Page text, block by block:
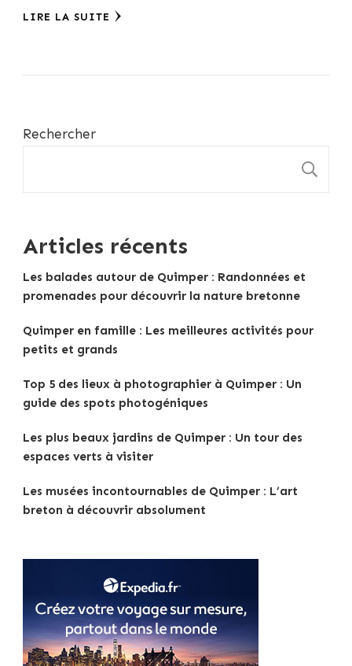
LIRE LA SUITE
Rechercher
Articles récents
Les balades autour de Quimper : Randonnées et
promenades pour découvrir la nature bretonne
Quimper en famille : Les meilleures activités pour
petits et grands
Top 5 des lieux à photographier à Quimper : Un
guide des spots photogéniques
Les plus beaux jardins de Quimper : Un tour des
espaces verts à visiter
Les musées incontournables de Quimper : L’art
breton à découvrir absolument